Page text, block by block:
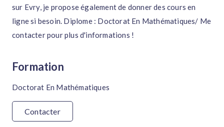
sur Evry, je propose également de donner des cours en
ligne si besoin. Diplome : Doctorat En Mathématiques/ Me
contacter pour plus d'informations !
Formation
Doctorat En Mathématiques
Contacter